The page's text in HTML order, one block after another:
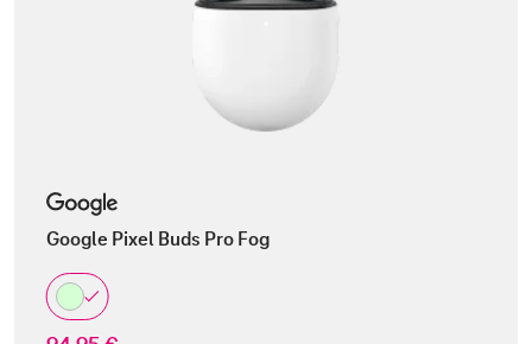
Google Pixel Buds Pro Fog